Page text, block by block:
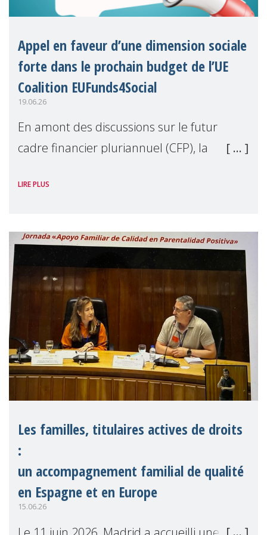
Appel en faveur d’une dimension sociale
forte dans le prochain budget de l’UE
Coalition EUFunds4Social
19.06.26
En amont des discussions sur le futur
cadre financier pluriannuel (CFP), la
membre, a publié une lettre ouverte
et à renfo
LIRE PLUS
Les familles, titulaires actives de droits
:
un accompagnement familial de qualité
en Espagne et en Europe
15.06.26